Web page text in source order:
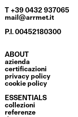
T +39 0432 937065
mail@arrmet.it
P.I. 00452180300
ABOUT
azienda
certificazioni
privacy policy
cookie policy
ESSENTIALS
collezioni
referenze